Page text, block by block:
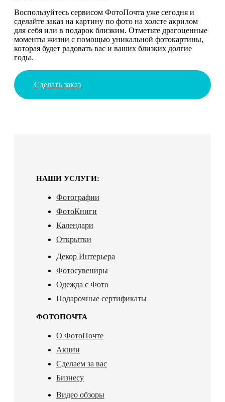
Воспользуйтесь сервисом ФотоПочта уже сегодня и
сделайте заказ на картину по фото на холсте акрилом
для себя или в подарок близким. Отметьте драгоценные
моменты жизни с помощью уникальной фотокартины,
которая будет радовать вас и ваших близких долгие
годы.
Сделать заказ
НАШИ УСЛУГИ:
Фотографии
ФотоКниги
Календари
Открытки
Декор Интерьера
Фотосувениры
Одежда с Фото
Подарочные сертификаты
ФОТОПОЧТА
О ФотоПочте
Акции
Сделаем за вас
Бизнесу
Видео обзоры